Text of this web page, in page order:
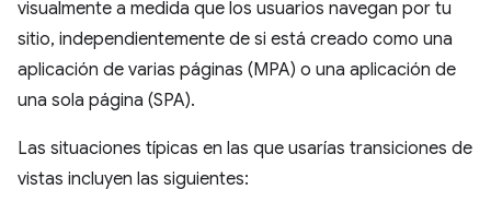
visualmente a medida que los usuarios navegan por tu
sitio, independientemente de si está creado como una
aplicación de varias páginas (MPA) o una aplicación de
una sola página (SPA).
Las situaciones típicas en las que usarías transiciones de
vistas incluyen las siguientes: